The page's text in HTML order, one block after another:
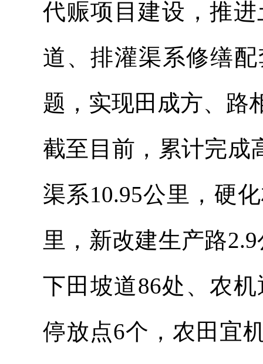
代赈项目建设，推
道、排灌渠系修缮
题，实现田成方、路
截至目前，累计完成
渠系10.95公里，硬
里，新改建生产路
下田坡道86处、农
停放点6个，农田宜